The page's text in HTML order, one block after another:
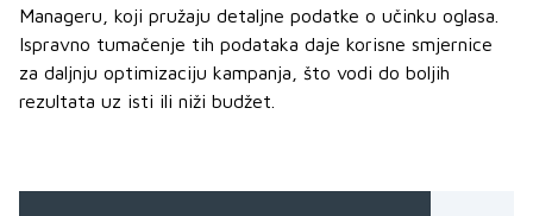
Manageru, koji pružaju detaljne podatke o učinku oglasa.
Ispravno tumačenje tih podataka daje korisne smjernice
za daljnju optimizaciju kampanja, što vodi do boljih
rezultata uz isti ili niži budžet.